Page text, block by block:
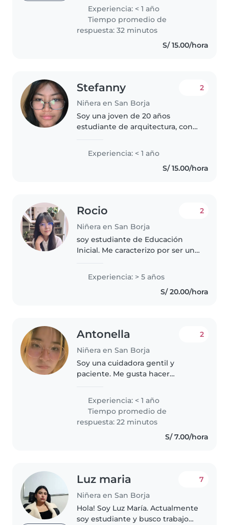
paciente al conocer a alguien y
llego a desenvolverme mejor..
Experiencia: < 1 año
Tiempo promedio de
respuesta: 32 minutos
S/ 15.00/hora
Stefanny
Niñera en San Borja
2
Soy una joven de 20 años
estudiante de arquitectura, con
todas las edades, desde bebés
hasta adolescentes. Soy
responsable, paciente y
Experiencia: < 1 año
S/ 15.00/hora
Rocio
Niñera en San Borja
2
soy estudiante de Educación
Inicial. Me caracterizo por ser una
respetuosa; valoro el respeto
mutuo en todos los ámbitos. Me
gusta trabajar con niños,..
Experiencia: > 5 años
S/ 20.00/hora
Antonella
Niñera en San Borja
2
Soy una cuidadora gentil y
paciente. Me gusta hacer
los niños. Tengo licencia de
conducir y estoy cómoda con
mascotas, algunas tareas del
hogar y..
Experiencia: < 1 año
Tiempo promedio de
respuesta: 22 minutos
S/ 7.00/hora
Luz maria
Niñera en San Borja
7
Hola! Soy Luz María. Actualmente
soy estudiante y busco trabajo